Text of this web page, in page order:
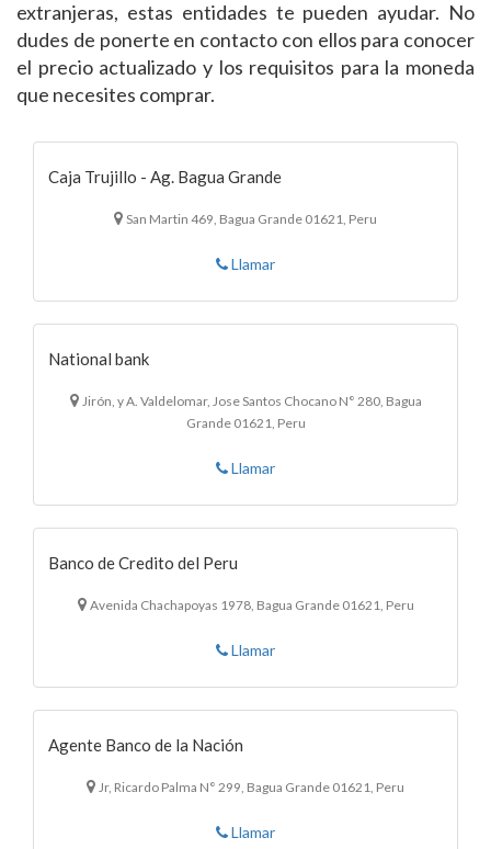
extranjeras, estas entidades te pueden ayudar. No
dudes de ponerte en contacto con ellos para conocer
el precio actualizado y los requisitos para la moneda
que necesites comprar.
Caja Trujillo - Ag. Bagua Grande
San Martin 469, Bagua Grande 01621, Peru
Llamar
National bank
Jirón, y A. Valdelomar, Jose Santos Chocano N° 280, Bagua
Grande 01621, Peru
Llamar
Banco de Credito del Peru
Avenida Chachapoyas 1978, Bagua Grande 01621, Peru
Llamar
Agente Banco de la Nación
Jr, Ricardo Palma N° 299, Bagua Grande 01621, Peru
Llamar